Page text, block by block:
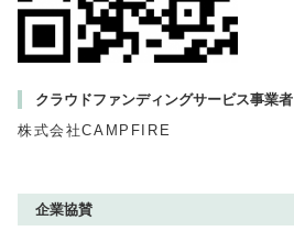
クラウドファンディングサービス事業者
株式会社CAMPFIRE
企業協賛